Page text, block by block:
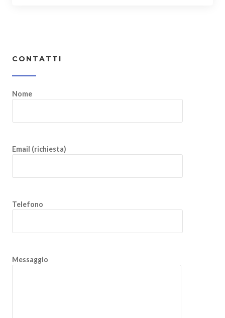
CONTATTI
Nome
Email (richiesta)
Telefono
Messaggio